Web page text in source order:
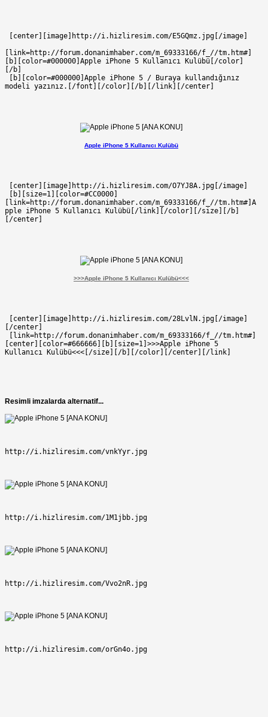
[center][image]http://i.hizliresim.com/E5GQmz.jpg[/image]
[link=http://forum.donanimhaber.com/m_69333166/f_//tm.htm#]
[b][color=#000000]Apple iPhone 5 Kullanıcı Kulübü[/color]
[/b]
modeli yazınız.[/font][/color][/b][/link][/center]
Apple iPhone 5 Kullanıcı Kulübü
[center][image]http://i.hizliresim.com/O7YJ8A.jpg[/image]
[link=http://forum.donanimhaber.com/m_69333166/f_//tm.htm#]A
pple iPhone 5 Kullanıcı Kulübü[/link][/color][/size][/b]
[/center]
>>>Apple iPhone 5 Kullanıcı Kulübü<<<
[/center]
[center][color=#666666][b][size=1]>>>Apple iPhone 5
Kullanıcı Kulübü<<<[/size][/b][/color][/center][/link]
Resimli imzalarda alternatif...
http://i.hizliresim.com/vnkYyr.jpg
http://i.hizliresim.com/1M1jbb.jpg
http://i.hizliresim.com/Vvo2nR.jpg
http://i.hizliresim.com/orGn4o.jpg